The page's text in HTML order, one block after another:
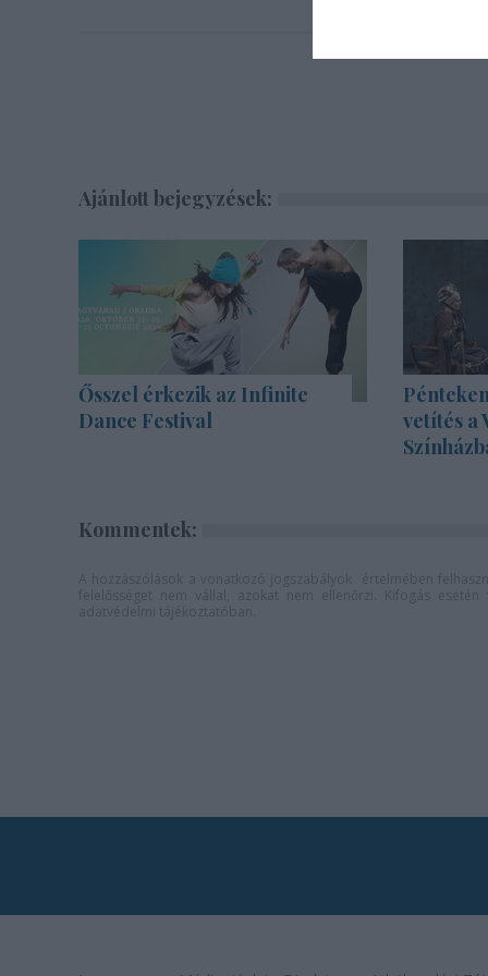
Ajánlott bejegyzések:
Ősszel érkezik az Infinite
Dance Festival
vetítés a
Kommentek: